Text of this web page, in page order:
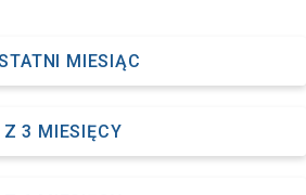
MIESIĄC
Z 3 MIESIĘCY